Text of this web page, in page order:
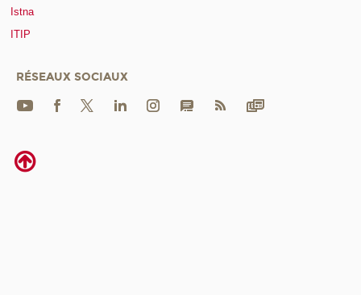
Istna
ITIP
RÉSEAUX SOCIAUX